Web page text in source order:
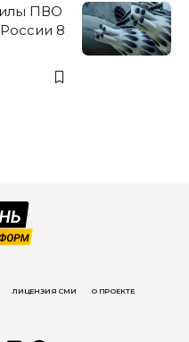
ПВО
8
ЛИЦЕНЗИЯ СМИ О ПРОЕКТЕ